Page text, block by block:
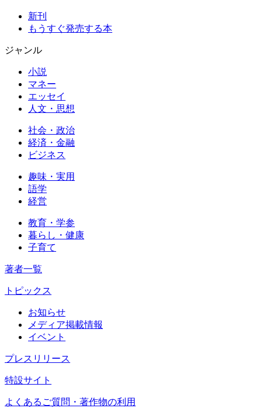
新刊
もうすぐ発売する本
ジャンル
小説
マネー
エッセイ
人文・思想
社会・政治
経済・金融
ビジネス
趣味・実用
語学
経営
教育・学参
暮らし・健康
子育て
著者一覧
トピックス
お知らせ
メディア掲載情報
イベント
プレスリリース
特設サイト
よくあるご質問・著作物の利用